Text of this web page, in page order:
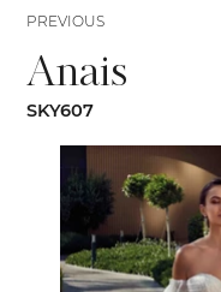
Anais
SKY607
PREVIOUS